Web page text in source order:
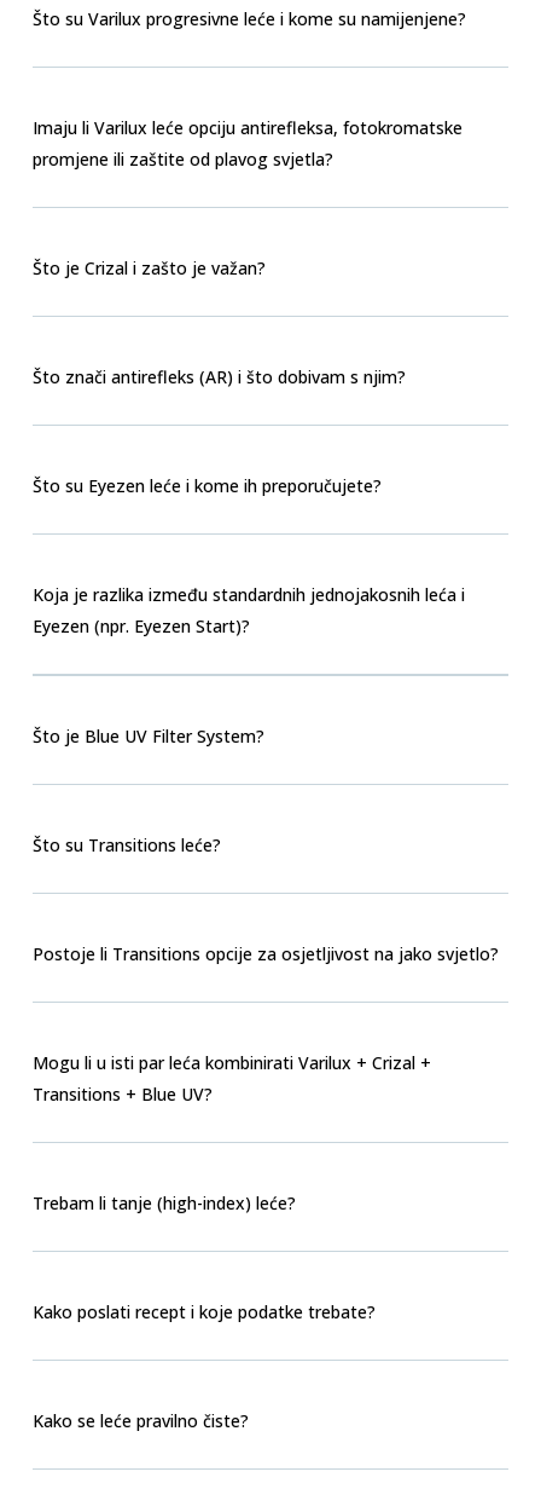
Što su Varilux progresivne leće i kome su namijenjene?
Imaju li Varilux leće opciju antirefleksa, fotokromatske
promjene ili zaštite od plavog svjetla?
Što je Crizal i zašto je važan?
Što znači antirefleks (AR) i što dobivam s njim?
Što su Eyezen leće i kome ih preporučujete?
Koja je razlika između standardnih jednojakosnih leća i
Eyezen (npr. Eyezen Start)?
Što je Blue UV Filter System?
Što su Transitions leće?
Postoje li Transitions opcije za osjetljivost na jako svjetlo?
Mogu li u isti par leća kombinirati Varilux + Crizal +
Transitions + Blue UV?
Trebam li tanje (high-index) leće?
Kako poslati recept i koje podatke trebate?
Kako se leće pravilno čiste?